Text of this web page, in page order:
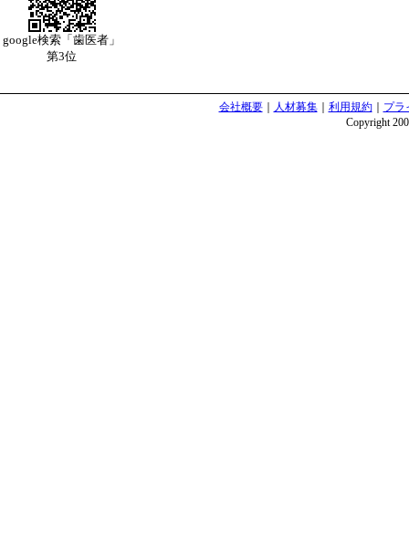
google検索「歯医者」
第3位
会社概要｜ 人材募集｜ 利用規約｜ プラ
Copyright